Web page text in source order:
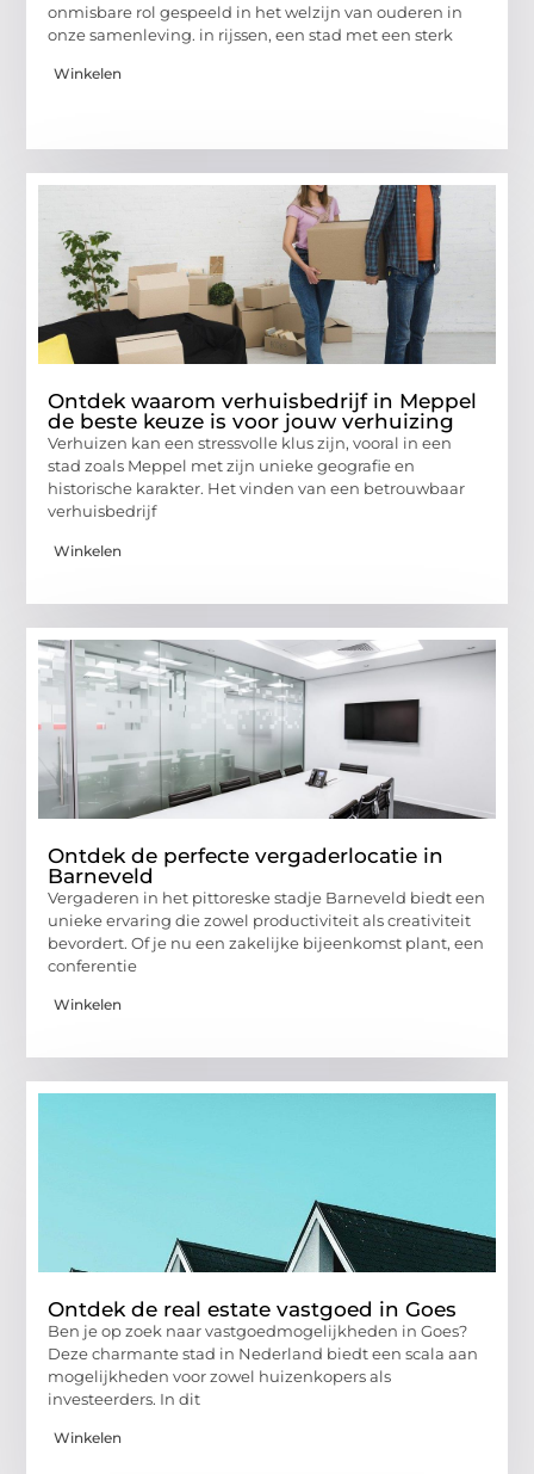
onmisbare rol gespeeld in het welzijn van ouderen in
onze samenleving. in rijssen, een stad met een sterk
Winkelen
Ontdek waarom verhuisbedrijf in Meppel
de beste keuze is voor jouw verhuizing
Verhuizen kan een stressvolle klus zijn, vooral in een
stad zoals Meppel met zijn unieke geografie en
historische karakter. Het vinden van een betrouwbaar
verhuisbedrijf
Winkelen
Ontdek de perfecte vergaderlocatie in
Barneveld
Vergaderen in het pittoreske stadje Barneveld biedt een
unieke ervaring die zowel productiviteit als creativiteit
bevordert. Of je nu een zakelijke bijeenkomst plant, een
conferentie
Winkelen
Ontdek de real estate vastgoed in Goes
Ben je op zoek naar vastgoedmogelijkheden in Goes?
Deze charmante stad in Nederland biedt een scala aan
mogelijkheden voor zowel huizenkopers als
investeerders. In dit
Winkelen